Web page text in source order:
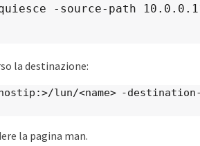
-source-path
la destinazione:
lun/<name> -destination-
la pagina man.